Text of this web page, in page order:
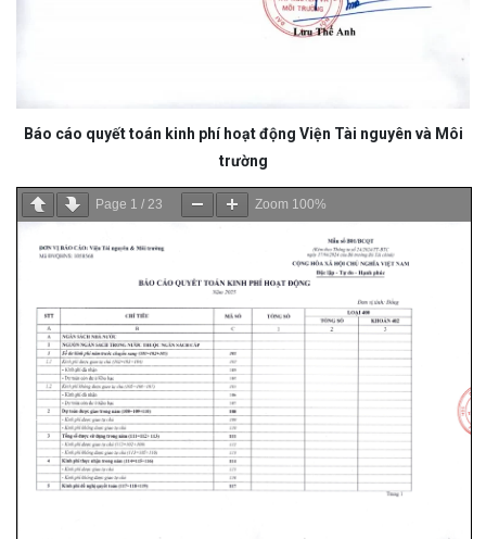
Báo cáo quyết toán kinh phí hoạt động Viện Tài nguyên và Môi
trường
Page 1 / 23 Zoom 100%